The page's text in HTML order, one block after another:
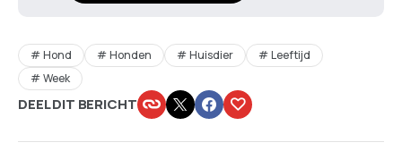
Hond Honden Huisdier
Leeftijd
Week
DEEL DIT BERICHT